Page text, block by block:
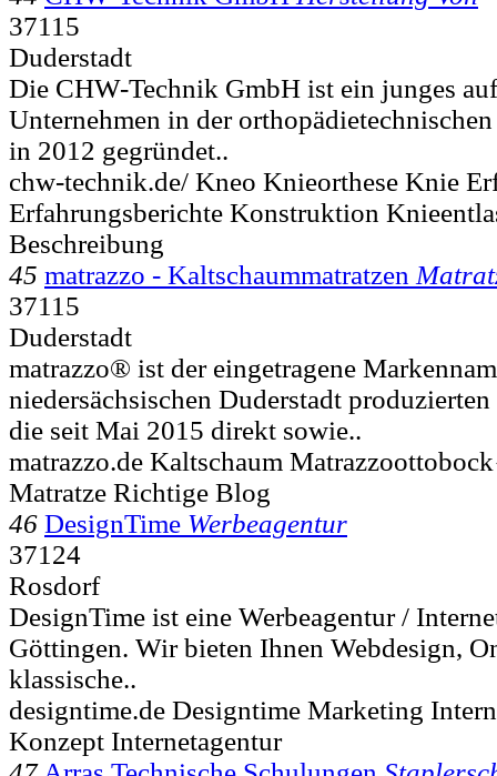
37115
Duderstadt
Die CHW-Technik GmbH ist ein junges
Unternehmen in der
in 2012 gegründet..
chw-technik.de/ Kneo Knieorthese Knie
Erfahrungsberichte Konstruktion
Beschreibung
45 matrazzo - Kaltschaummatratzen
37115
Duderstadt
matrazzo® ist der eingetragene
niedersächsischen Duderstadt
die seit Mai 2015 direkt sowie..
matrazzo.de Kaltschaum
Matratze Richtige Blog
46 DesignTime Werbeagentur
37124
Rosdorf
DesignTime ist eine Werbeagentur /
Göttingen. Wir bieten Ihnen Webdesign,
klassische..
designtime.de Designtime Marketing
Konzept Internetagentur